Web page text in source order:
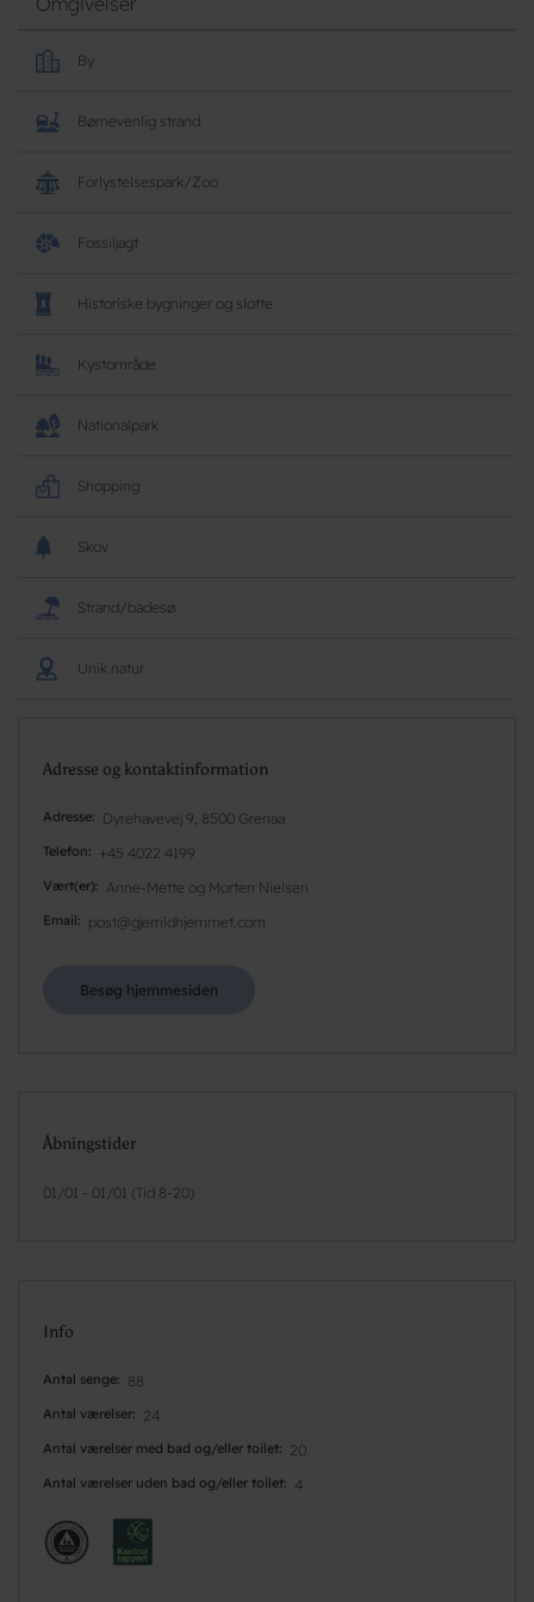
By
Børnevenlig strand
Forlystelsespark/Zoo
Fossiljagt
Historiske bygninger og slotte
Kystområde
Nationalpark
Shopping
Skov
Strand/badesø
Unik natur
Adresse og kontaktinformation
Adresse Dyrehavevej 9, 8500 Grenaa
Telefon +45 4022 4199
Vært(er) Anne-Mette og Morten Nielsen
Email post@gjerrildhjemmet.com
Besøg hjemmesiden
Åbningstider
01/01 - 01/01 (Tid 8-20)
Info
Antal senge 88
Antal værelser 24
Antal værelser med bad og/eller toilet 20
Antal værelser uden bad og/eller toilet 4